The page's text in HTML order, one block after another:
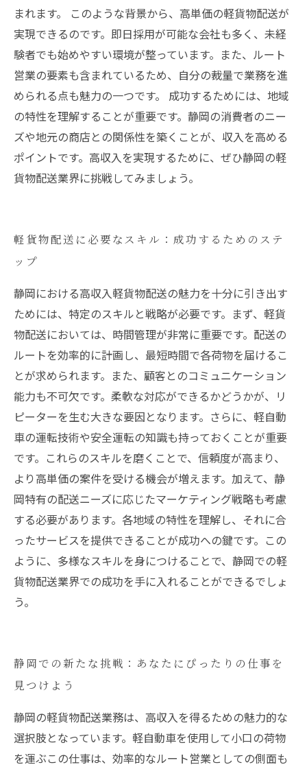
まれます。 このような背景から、高単価の軽貨物配送が
実現できるのです。即日採用が可能な会社も多く、未経
験者でも始めやすい環境が整っています。また、ルート
営業の要素も含まれているため、自分の裁量で業務を進
められる点も魅力の一つです。 成功するためには、地域
の特性を理解することが重要です。静岡の消費者のニー
ズや地元の商店との関係性を築くことが、収入を高める
ポイントです。高収入を実現するために、ぜひ静岡の軽
貨物配送業界に挑戦してみましょう。
軽貨物配送に必要なスキル：成功するためのステ
ップ
静岡における高収入軽貨物配送の魅力を十分に引き出す
ためには、特定のスキルと戦略が必要です。まず、軽貨
物配送においては、時間管理が非常に重要です。配送の
ルートを効率的に計画し、最短時間で各荷物を届けるこ
とが求められます。また、顧客とのコミュニケーション
能力も不可欠です。柔軟な対応ができるかどうかが、リ
ピーターを生む大きな要因となります。さらに、軽自動
車の運転技術や安全運転の知識も持っておくことが重要
です。これらのスキルを磨くことで、信頼度が高まり、
より高単価の案件を受ける機会が増えます。加えて、静
岡特有の配送ニーズに応じたマーケティング戦略も考慮
する必要があります。各地域の特性を理解し、それに合
ったサービスを提供できることが成功への鍵です。この
ように、多様なスキルを身につけることで、静岡での軽
貨物配送業界での成功を手に入れることができるでしょ
う。
静岡での新たな挑戦：あなたにぴったりの仕事を
見つけよう
静岡の軽貨物配送業務は、高収入を得るための魅力的な
選択肢となっています。軽自動車を使用して小口の荷物
を運ぶこの仕事は、効率的なルート営業としての側面も